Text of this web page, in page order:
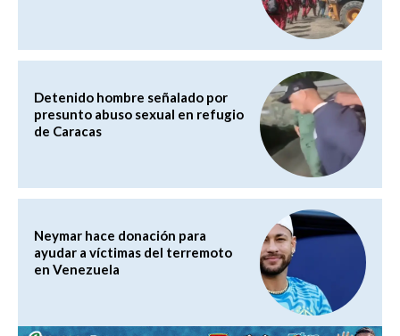
Detenido hombre señalado por
presunto abuso sexual en refugio
de Caracas
Neymar hace donación para
ayudar a víctimas del terremoto
en Venezuela